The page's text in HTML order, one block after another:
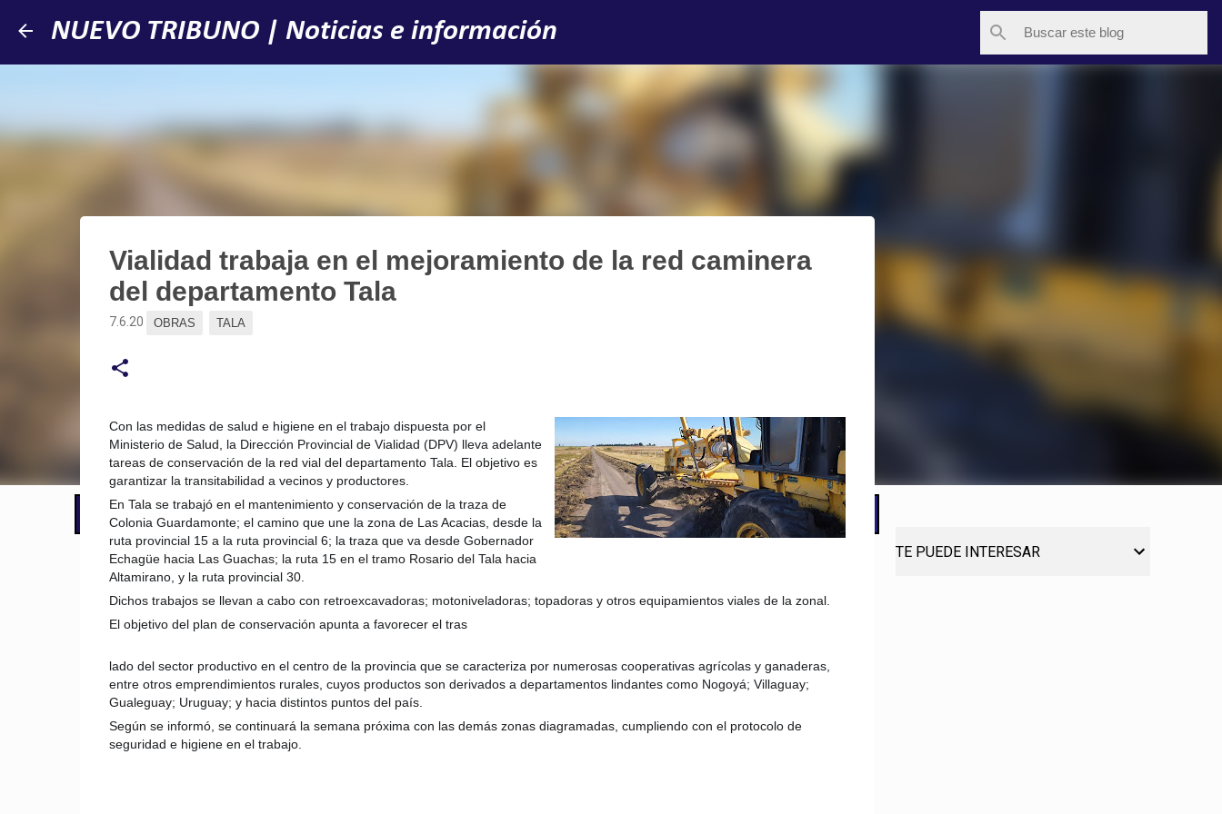
Ir al contenido principal
NUEVO TRIBUNO | Noticias e información
📢 LO ÚLTIMO Alumbró el sol pero persiste el alerta por nuevas tormentas: qué dice el pro
Vialidad trabaja en el mejoramiento de la red caminera
del departamento Tala
7.6.20 OBRAS TALA
Con las medidas de salud e higiene en el trabajo dispuesta por el
Ministerio de Salud, la Dirección Provincial de Vialidad (DPV) lleva adelante
tareas de conservación de la red vial del departamento Tala. El objetivo es
garantizar la transitabilidad a vecinos y productores.
En Tala se trabajó en el mantenimiento y conservación de la traza de
Colonia Guardamonte; el camino que une la zona de Las Acacias, desde la
ruta provincial 15 a la ruta provincial 6; la traza que va desde Gobernador
Echagüe hacia Las Guachas; la ruta 15 en el tramo Rosario del Tala hacia
Altamirano, y la ruta provincial 30.
Dichos trabajos se llevan a cabo con retroexcavadoras; motoniveladoras; topadoras y otros equipamientos viales de la zonal.
El objetivo del plan de conservación apunta a favorecer el tras
lado del sector productivo en el centro de la provincia que se caracteriza por numerosas cooperativas agrícolas y ganaderas,
entre otros emprendimientos rurales, cuyos productos son derivados a departamentos lindantes como Nogoyá; Villaguay;
Gualeguay; Uruguay; y hacia distintos puntos del país.
Según se informó, se continuará la semana próxima con las demás zonas diagramadas, cumpliendo con el protocolo de
seguridad e higiene en el trabajo.
TE PUEDE INTERESAR